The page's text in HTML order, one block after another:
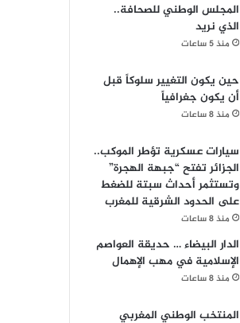
المجلس الوطني للصحافة..
الذي نريد
منذ 5 ساعات
حين يكون التغيير سلوكاً قبل
أن يكون جغرافياً
منذ 8 ساعات
سيارات عسكرية تؤطر الموكب..
الجزائر تفتح “جبهة الهجرة”
وتستثمر أحداث سبتة للضغط
على الحدود الشرقية للمغرب
منذ 8 ساعات
الدار البيضاء … حديقة العواصم
الإسلامية في مهب الإهمال
منذ 8 ساعات
المنتخب الوطني المغربي